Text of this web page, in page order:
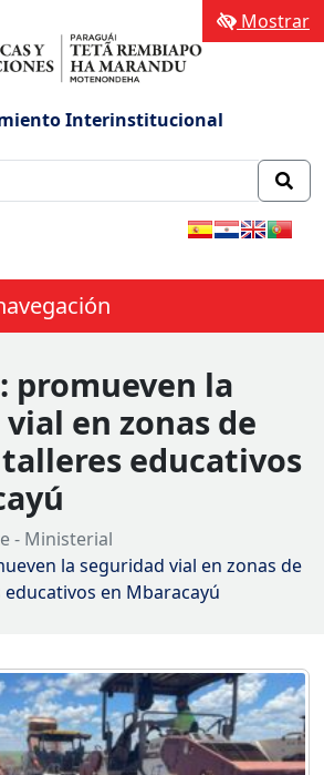
Interinstitucional
Mostrar
promueven la
en zonas de
educativos
- Ministerial
la seguridad vial en zonas de
en Mbaracayú